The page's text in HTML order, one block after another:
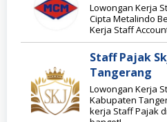
Lowongan Kerja
Cipta Metalindo
Kerja Staff
Staff Pajak
Tangerang
Lowongan Kerja
Kabupaten
kerja Staff Pajak